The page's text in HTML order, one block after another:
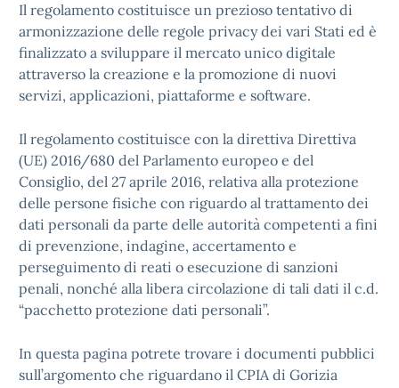
Il regolamento costituisce un prezioso tentativo di
armonizzazione delle regole privacy dei vari Stati ed è
finalizzato a sviluppare il mercato unico digitale
attraverso la creazione e la promozione di nuovi
servizi, applicazioni, piattaforme e software.
Il regolamento costituisce con la direttiva Direttiva
(UE) 2016/680 del Parlamento europeo e del
Consiglio, del 27 aprile 2016, relativa alla protezione
delle persone fisiche con riguardo al trattamento dei
dati personali da parte delle autorità competenti a fini
di prevenzione, indagine, accertamento e
perseguimento di reati o esecuzione di sanzioni
penali, nonché alla libera circolazione di tali dati il c.d.
“pacchetto protezione dati personali”.
In questa pagina potrete trovare i documenti pubblici
sull’argomento che riguardano il CPIA di Gorizia